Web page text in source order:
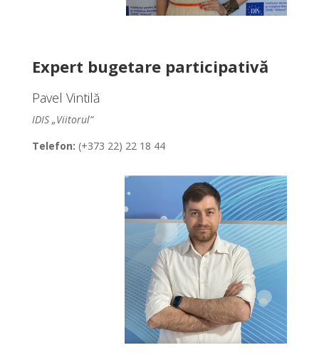
Expert bugetare participativă
Pavel Vintilă
IDIS „Viitorul”
Telefon: (+373 22) 22 18 44